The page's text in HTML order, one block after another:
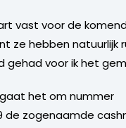
vast voor de
ze hebben natuurlijk
gehad voor ik het
het om nummer
de zogenaamde